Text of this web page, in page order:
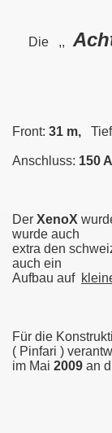
Die ,,
Front: 31 m,
Anschluss: 150
Der XenoX
wurde auch
extra den
auch ein
Aufbau auf
Für die
( Pinfari )
im Mai 2009 an